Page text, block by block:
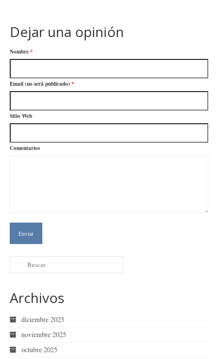
Dejar una opinión
Nombre*
Email (no será publicado) *
Sitio Web
Comentarios
Archivos
diciembre 2025
noviembre 2025
octubre 2025